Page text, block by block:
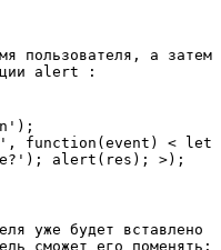
пользователя, а затем
alert :
function(event) < let
alert(res); >);
уже будет вставлено
сможет его поменять: